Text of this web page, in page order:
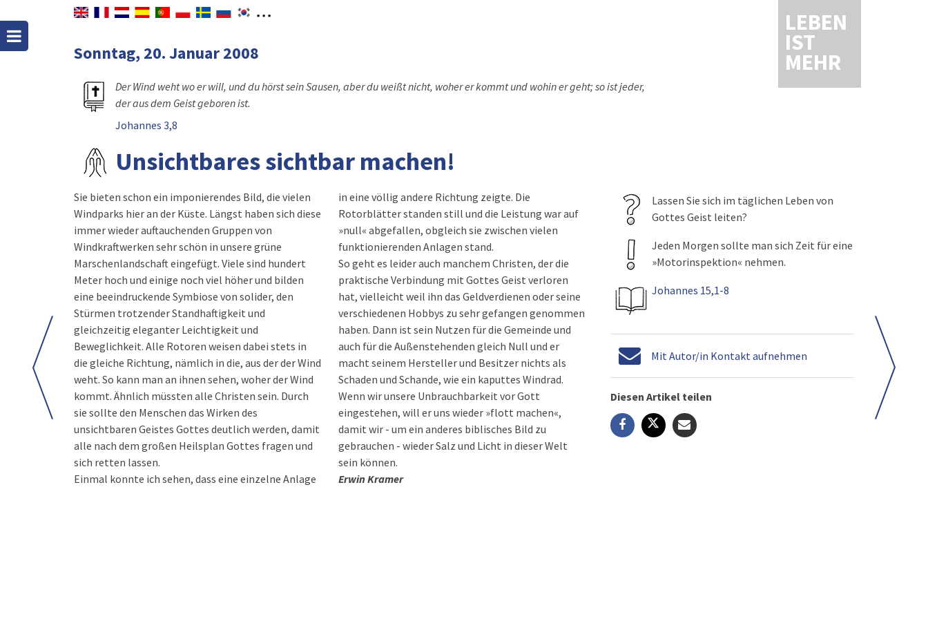
LEBEN
IST
MEHR
Sonntag, 20. Januar 2008
Der Wind weht wo er will, und du hörst sein Sausen, aber du weißt nicht, woher er kommt und wohin er geht; so ist jeder,
der aus dem Geist geboren ist.
Johannes 3,8
Unsichtbares sichtbar machen!
Sie bieten schon ein imponierendes Bild, die vielen
Windparks hier an der Küste. Längst haben sich diese
immer wieder auftauchenden Gruppen von
Windkraftwerken sehr schön in unsere grüne
Marschenlandschaft eingefügt. Viele sind hundert
Meter hoch und einige noch viel höher und bilden
eine beeindruckende Symbiose von solider, den
Stürmen trotzender Standhaftigkeit und
gleichzeitig eleganter Leichtigkeit und
Beweglichkeit. Alle Rotoren weisen dabei stets in
die gleiche Richtung, nämlich in die, aus der der Wind
weht. So kann man an ihnen sehen, woher der Wind
kommt. Ähnlich müssten alle Christen sein. Durch
sie sollte den Menschen das Wirken des
unsichtbaren Geistes Gottes deutlich werden, damit
alle nach dem großen Heilsplan Gottes fragen und
sich retten lassen.
Einmal konnte ich sehen, dass eine einzelne Anlage
in eine völlig andere Richtung zeigte. Die
Rotorblätter standen still und die Leistung war auf
»null« abgefallen, obgleich sie zwischen vielen
funktionierenden Anlagen stand.
So geht es leider auch manchem Christen, der die
praktische Verbindung mit Gottes Geist verloren
hat, vielleicht weil ihn das Geldverdienen oder seine
verschiedenen Hobbys zu sehr gefangen genommen
haben. Dann ist sein Nutzen für die Gemeinde und
auch für die Außenstehenden gleich Null und er
macht seinem Hersteller und Besitzer nichts als
Schaden und Schande, wie ein kaputtes Windrad.
Wenn wir unsere Unbrauchbarkeit vor Gott
eingestehen, will er uns wieder »flott machen«,
damit wir - um ein anderes biblisches Bild zu
gebrauchen - wieder Salz und Licht in dieser Welt
sein können.
Erwin Kramer
Lassen Sie sich im täglichen Leben von
Gottes Geist leiten?
Jeden Morgen sollte man sich Zeit für eine
»Motorinspektion« nehmen.
Johannes 15,1-8
Mit Autor/in Kontakt aufnehmen
Diesen Artikel teilen